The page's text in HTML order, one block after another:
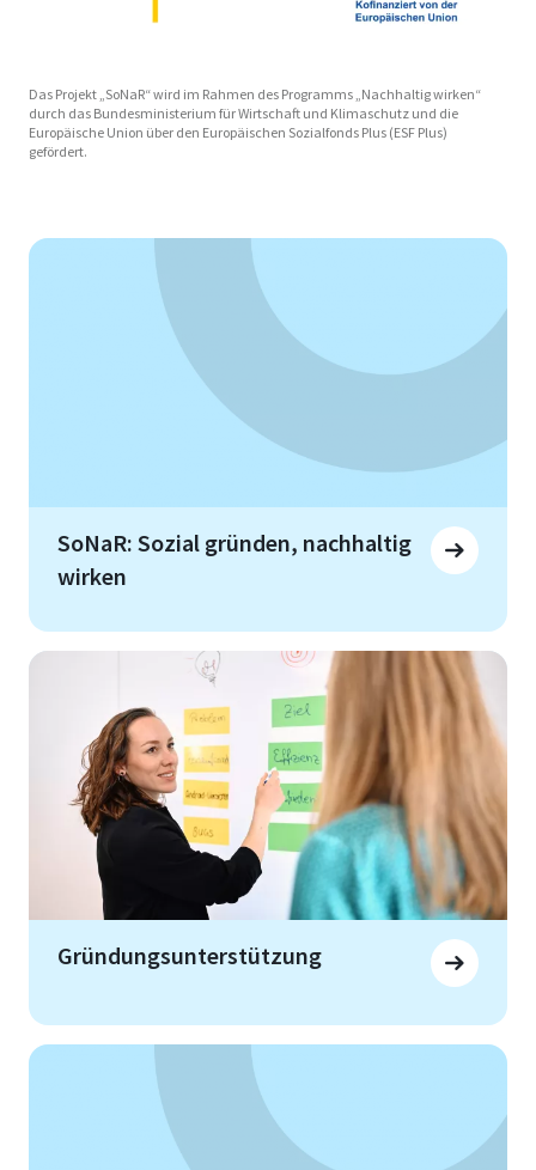
Das Projekt „SoNaR“ wird im Rahmen des Programms „Nachhaltig wirken“
durch das Bundesministerium für Wirtschaft und Klimaschutz und die
Europäische Union über den Europäischen Sozialfonds Plus (ESF Plus)
gefördert.
SoNaR: Sozial gründen, nachhaltig
wirken
Gründungsunterstützung